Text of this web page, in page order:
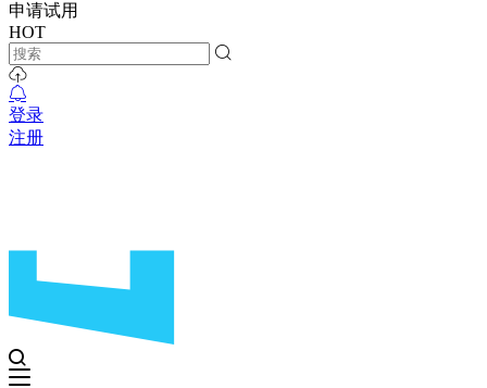
申请试用
HOT
登录
注册